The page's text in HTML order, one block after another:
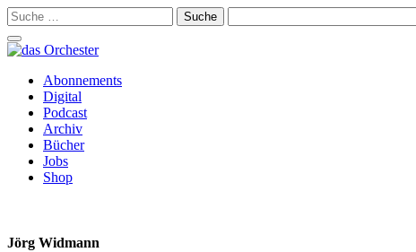
Suche
nach:
Schalte
Navigation
Zum
Inhalt
springen
Abonnements
Digital
Podcast
Archiv
Bücher
Jobs
Shop
Jörg Widmann